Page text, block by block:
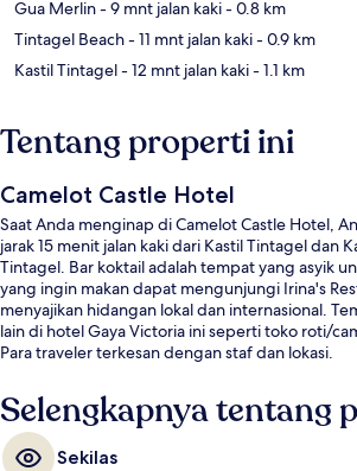
Gua Merlin- 9 mnt jalan kaki- 0.8 km
Tintagel Beach- 11 mnt jalan kaki- 0.9 km
Kastil Tintagel- 12 mnt jalan kaki- 1.1 km
Tentang properti ini
Camelot Castle Hotel
Saat Anda menginap di Camelot Castle Hotel,
jarak 15 menit jalan kaki dari Kastil Tintagel dan
Tintagel. Bar koktail adalah tempat yang asyik
yang ingin makan dapat mengunjungi Irina's
menyajikan hidangan lokal dan internasional.
lain di hotel Gaya Victoria ini seperti toko roti/
Para traveler terkesan dengan staf dan lokasi.
Selengkapnya tentang
Sekilas